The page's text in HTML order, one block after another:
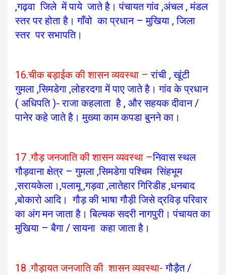
,गढ़वा जिले में पाये जाते है। पंचायत गांव ,अंचल , मंडल
स्तर पर होता है।गाँवो का प्रधान – मुखिया , जिला
स्तर पर सभापति।
16.चीक बड़ाईक की शासन व्यवस्था –रांची , खूंटी
गुमला ,सिमडेगा ,लोहरदगा में पाए जाते है।गांव के प्रधान
( अधिपति )- राजा कहलाता है , और सहयक दीवान /
पानेर कहे जाते है। मुख्या काम कपडा बुनने का।
17 .गौड़ जनजाति की शासन व्यवस्था –निवास स्थल
गौड़वाना क्षेत्र – गुमला ,सिमडेगा पश्चिम सिंहभूम
,सरायकेला।,पलामू ,गड़वा ,लातेहार गिरिडीह ,धनबाद
,बोकारो आदि।गौड़ की भाषा गौड़ी जिसे द्रविड़ परिवार
का अंग मन जाता है। बिल्चक सदरी नागपुरी।पंचायत का
मुखिया – बैगा / सायना कहा जाता है।
18 .गौड़ायत जनजाति की शासन व्यवस्था-गौड़ैत /